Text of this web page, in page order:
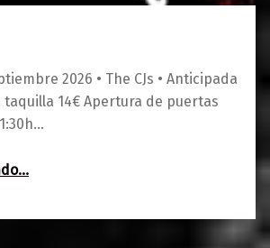
2026 • The CJs • Anticipada
taquilla 14€ Apertura de puertas
…